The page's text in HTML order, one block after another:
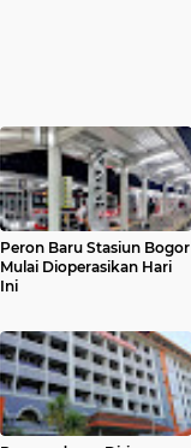
Peron Baru Stasiun Bogor
Mulai Dioperasikan Hari
Ini